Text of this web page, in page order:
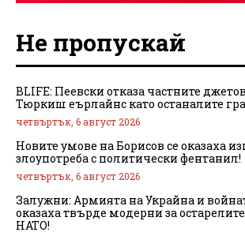
Не пропускай
BLIFE: Пеевски отказа частните
Тюркиш еърлайнс като останалите
четвъртък, 6 август 2026
Новите умове на Борисов се оказаха
злоупотреба с политически фентанил!
четвъртък, 6 август 2026
Залужни: Армията на Украйна и
оказаха твърде модерни за
НАТО!